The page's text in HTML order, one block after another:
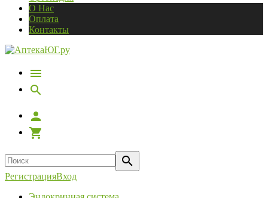
О Нас
Оплата
Контакты
РегистрацияВход